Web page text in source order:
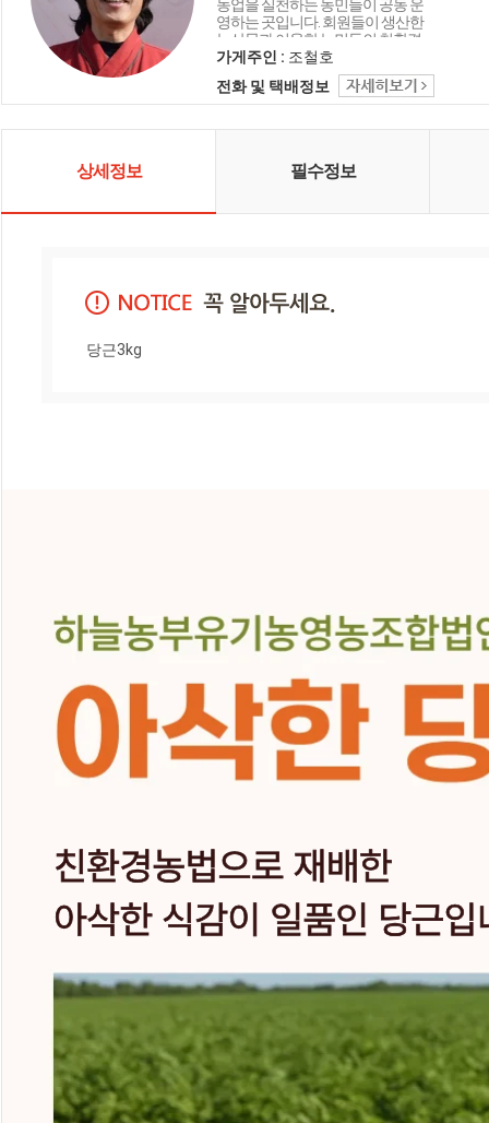
농업을 실천하는 농민들이 공동 운
영하는 곳입니다. 회원들이 생산한
농산물과 이웃한 농민들의 친환경
농산물을 판매 하고 있으며, 아이들
에게 친환경농산물 급식을 통해 건
강한 농산물을 공급하기 위해 지역
에서 노력하고 있습니다. 하늘농부
유기농영농조합은 하늘, 자연, 이웃
가게주인 : 조철호
전화 및 택배정보
상세정보 필수정보
당근3kg